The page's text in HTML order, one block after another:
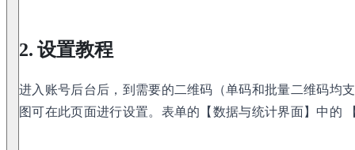
2. 设置教程
进入账号后台后，到需要的二维码（单码和批量二维码均
图可在此页面进行设置。表单的【数据与统计界面】中的